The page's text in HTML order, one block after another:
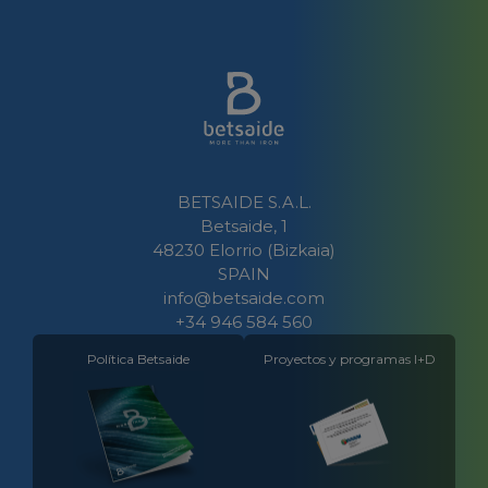
BETSAIDE S.A.L.
Betsaide, 1
48230 Elorrio (Bizkaia)
SPAIN
info@betsaide.com
+34 946 584 560
Política Betsaide Proyectos y programas I+D